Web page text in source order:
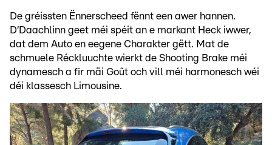
De gréissten Ënnerscheed fënnt een awer hannen.
D‘Daachlinn geet méi spéit an e markant Heck iwwer,
dat dem Auto en eegene Charakter gëtt. Mat de
schmuele Réckluuchte wierkt de Shooting Brake méi
dynamesch a fir mäi Goût och vill méi harmonesch wéi
déi klassesch Limousine.